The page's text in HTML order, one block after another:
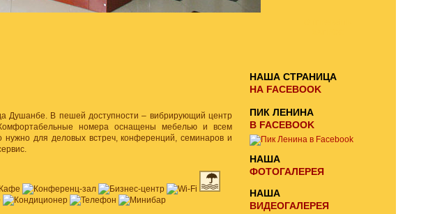
Душанбе. В пешей доступности – вибрирующий центр
номера оснащены мебелью и всем
нужно для деловых встреч, конференций, семинаров и
НАША СТРАНИЦА
НА FACEBOOK
ПИК ЛЕНИНА
В FACEBOOK
НАША
ФОТОГАЛЕРЕЯ
НАША
ВИДЕОГАЛЕРЕЯ